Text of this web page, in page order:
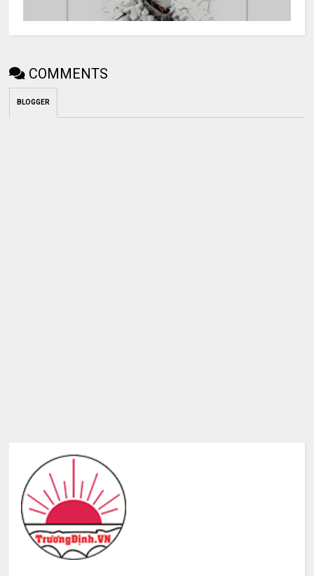
COMMENTS
BLOGGER